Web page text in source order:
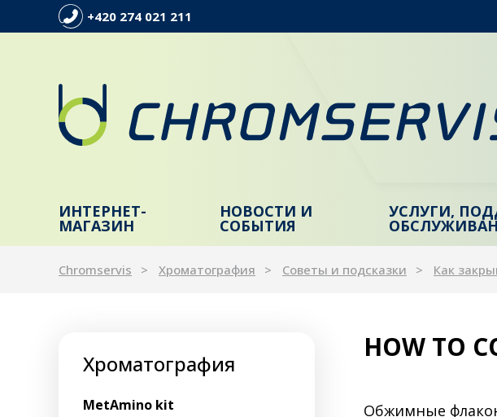
+420 274 021 211
ИНТЕРНЕТ-
МАГАЗИН
НОВОСТИ И
СОБЫТИЯ
УСЛУГИ,
Chromservis Xроматография Советы и подсказки Как
Хроматография
MetAmino kit
HOW TO
Обжимные